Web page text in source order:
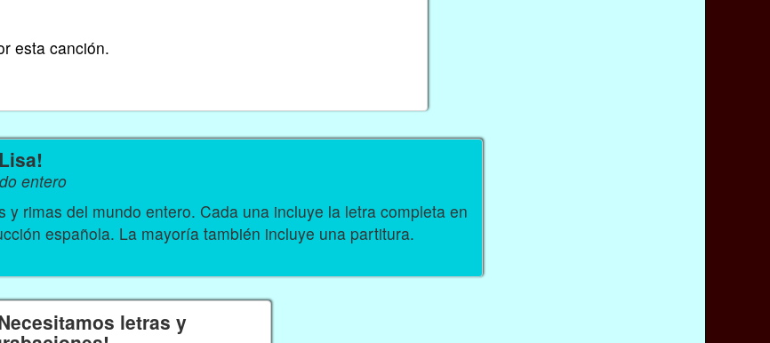
esta canción.
entero
y rimas del mundo entero. Cada una incluye la letra completa en
española. La mayoría también incluye una partitura.
letras y